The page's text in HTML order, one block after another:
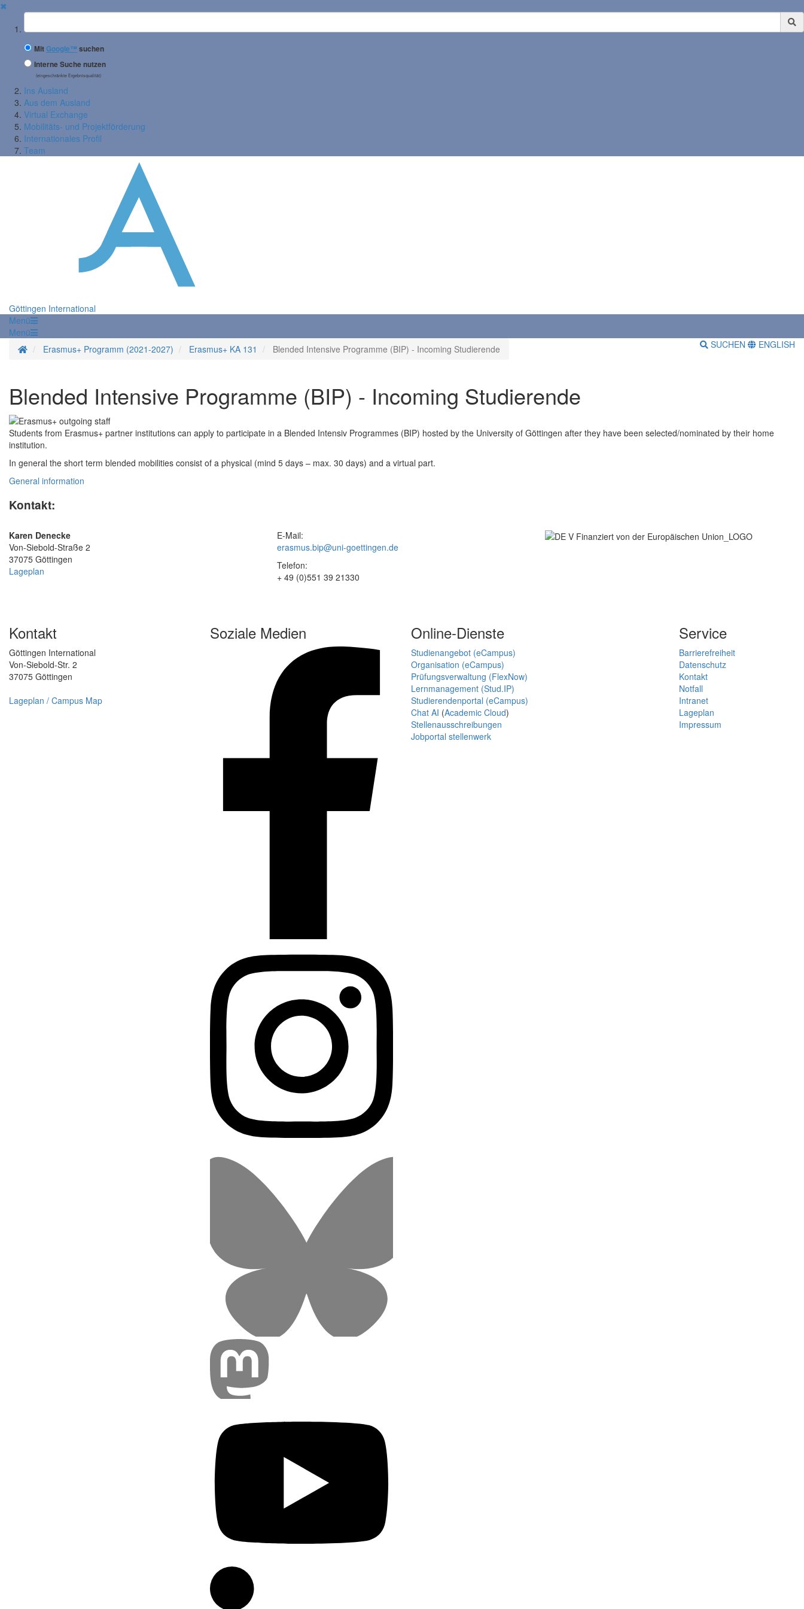
✖
Suchbegriff
MitGoogle™ suchen
Interne Suche nutzen
(eingeschränkte Ergebnisqualität)
Ins Ausland
Aus dem Ausland
Virtual Exchange
Mobilitäts- und Projektförderung
Internationales Profil
Team
Göttingen International
Menü
Menü
StartseiteErasmus+ Programm (2021-2027) Erasmus+ KA 131 Blended Intensive Programme (BIP) - Incoming Studierende SUCHEN ENGLISH
Blended Intensive Programme (BIP) - Incoming Studierende
Students from Erasmus+ partner institutions can apply to participate in a Blended Intensiv Programmes (BIP) hosted by the University of Göttingen after they have been selected/nominated by their home
institution.
In general the short term blended mobilities consist of a physical (mind 5 days – max. 30 days) and a virtual part.
General information
Kontakt:
Karen Denecke
Von-Siebold-Straße 2
37075 Göttingen
Lageplan
E-Mail:
erasmus.bip@uni-goettingen.de
Telefon:
+ 49 (0)551 39 21330
Kontakt
Göttingen International
Von-Siebold-Str. 2
37075 Göttingen
Lageplan / Campus Map
Soziale Medien Online-Dienste
Studienangebot (eCampus)
Organisation (eCampus)
Prüfungsverwaltung (FlexNow)
Lernmanagement (Stud.IP)
Studierendenportal (eCampus)
Chat AI (Academic Cloud)
Stellenausschreibungen
Jobportal stellenwerk
Service
Barrierefreiheit
Datenschutz
Kontakt
Notfall
Intranet
Lageplan
Impressum